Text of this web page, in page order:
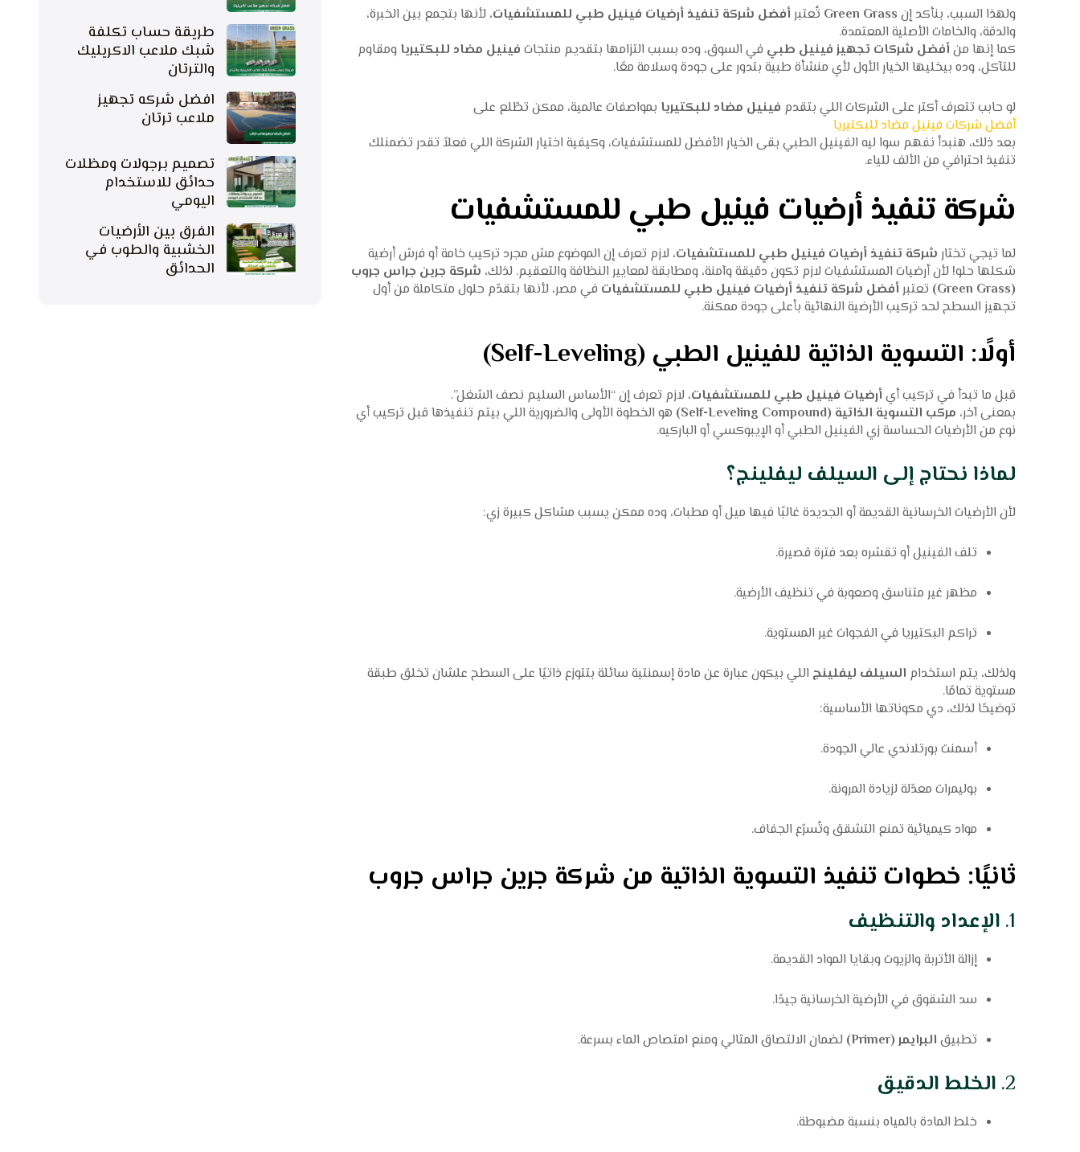
ولهذا السبب، بنأكد إن Green Grass تُعتبر أفضل شركة تنفيذ أرضيات فينيل طبي للمستشفيات، لأنها بتجمع بين الخبرة،
والدقة، والخامات الأصلية المعتمدة.
كما إنها من أفضل شركات تجهيز فينيل طبي في السوق، وده بسبب التزامها بتقديم منتجات فينيل مضاد للبكتيريا ومقاوم
للتآكل، وده بيخليها الخيار الأول لأي منشأة طبية بتدور على جودة وسلامة معًا.
لو حابب تتعرف أكتر على الشركات اللي بتقدم فينيل مضاد للبكتيريا بمواصفات عالمية، ممكن تطّلع على
أفضل شركات فينيل مضاد للبكتيريا
بعد ذلك، هنبدأ نفهم سوا ليه الفينيل الطبي بقى الخيار الأفضل للمستشفيات، وكيفية اختيار الشركة اللي فعلاً تقدر تضمنلك
تنفيذ احترافي من الألف للياء.
شركة تنفيذ أرضيات فينيل طبي للمستشفيات
لما تيجي تختار شركة تنفيذ أرضيات فينيل طبي للمستشفيات، لازم تعرف إن الموضوع مش مجرد تركيب خامة أو فرش أرضية
شكلها حلو! لأن أرضيات المستشفيات لازم تكون دقيقة وآمنة، ومطابقة لمعايير النظافة والتعقيم. لذلك، شركة جرين جراس جروب
(Green Grass)
تعتبر أفضل شركة تنفيذ أرضيات فينيل طبي للمستشفيات في مصر، لأنها بتقدّم حلول متكاملة من أول
تجهيز السطح لحد تركيب الأرضية النهائية بأعلى جودة ممكنة.
أولًا: التسوية الذاتية للفينيل الطبي (Self-Leveling)
قبل ما تبدأ في تركيب أي أرضيات فينيل طبي للمستشفيات، لازم تعرف إن “الأساس السليم نصف الشغل”.
بمعنى آخر، مركب التسوية الذاتية (Self-Leveling Compound)
هو الخطوة الأولى والضرورية اللي بيتم تنفيذها قبل تركيب أي
نوع من الأرضيات الحساسة زي الفينيل الطبي أو الإيبوكسي أو الباركيه.
لماذا نحتاج إلى السيلف ليفلينج؟
لأن الأرضيات الخرسانية القديمة أو الجديدة غالبًا فيها ميل أو مطبات، وده ممكن يسبب مشاكل كبيرة زي:
تلف الفينيل أو تقشره بعد فترة قصيرة.
مظهر غير متناسق وصعوبة في تنظيف الأرضية.
تراكم البكتيريا في الفجوات غير المستوية.
ولذلك، يتم استخدام السيلف ليفلينج اللي بيكون عبارة عن مادة إسمنتية سائلة بتتوزع ذاتيًا على السطح علشان تخلق طبقة
مستوية تمامًا.
توضيحًا لذلك، دي مكوناتها الأساسية:
أسمنت بورتلاندي عالي الجودة.
بوليمرات معدّلة لزيادة المرونة.
مواد كيميائية تمنع التشقق وتُسرّع الجفاف.
ثانيًا: خطوات تنفيذ التسوية الذاتية من شركة جرين جراس جروب
1. الإعداد والتنظيف
إزالة الأتربة والزيوت وبقايا المواد القديمة.
سد الشقوق في الأرضية الخرسانية جيدًا.
تطبيق البرايمر (Primer) لضمان الالتصاق المثالي ومنع امتصاص الماء بسرعة.
2. الخلط الدقيق
خلط المادة بالمياه بنسبة مضبوطة.
طريقة حساب تكلفة
شبك ملاعب الاكريليك
والترتان
افضل شركه تجهيز
ملاعب ترتان
تصميم برجولات ومظلات
حدائق للاستخدام
اليومي
الفرق بين الأرضيات
الخشبية والطوب في
الحدائق